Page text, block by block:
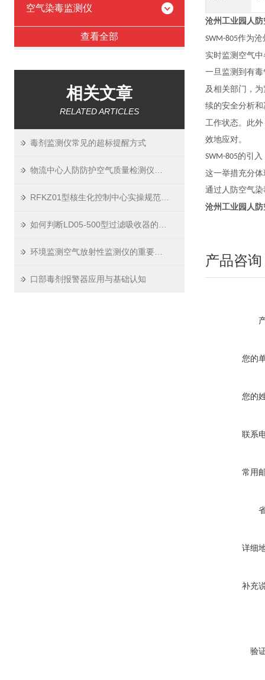
空气染毒监测仪
查看全部
相关文章
RELATED ARTICLES
毒剂监测仪常见的超标提醒方式
口部毒剂报警器应用与基础认知
沧州工业园人防
SWM-805作为沧
实时监测空气
一旦监测到有
及相关部门，
续的安全分析
工作状态。此
效地应对。
SWM-805的引入
这一举措充分
通过人防空气
沧州工业园人防
产品咨询
您的
您的
联系
常用
详细
补充
验